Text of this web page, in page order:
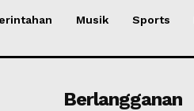
Musik Sports
Berlangganan